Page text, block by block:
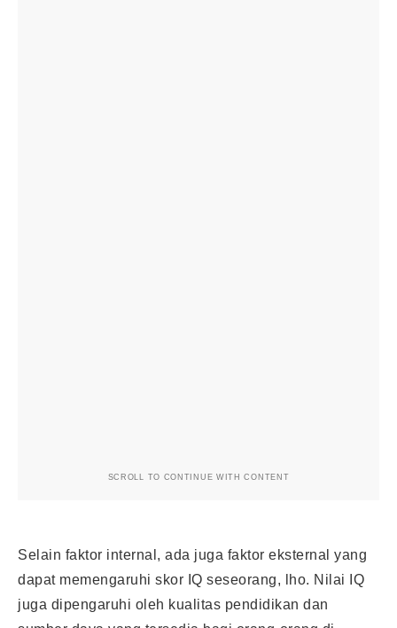
SCROLL TO CONTINUE WITH CONTENT
Selain faktor internal, ada juga faktor eksternal yang
dapat memengaruhi skor IQ seseorang, lho. Nilai IQ
juga dipengaruhi oleh kualitas pendidikan dan